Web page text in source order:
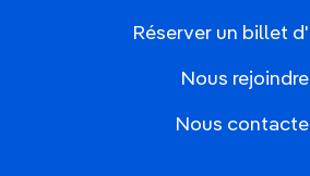
Réserver un billet
Nous rejoindre
Nous